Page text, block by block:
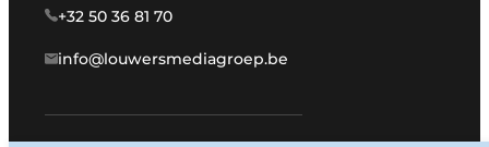
+32 50 36 81 70
info@louwersmediagroep.be